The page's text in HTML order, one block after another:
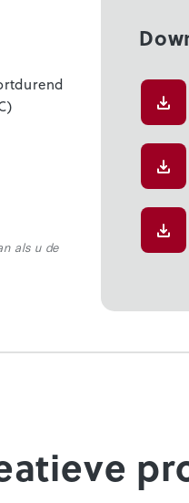
als u de